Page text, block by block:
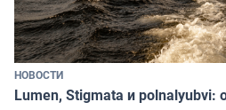
НОВОСТИ
Lumen, Stigmata и